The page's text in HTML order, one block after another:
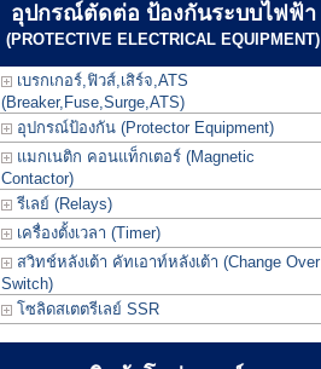
อุปกรณ์ตัดต่อ ป้องกันระบบไฟฟ้า
(PROTECTIVE ELECTRICAL EQUIPMENT)
เบรกเกอร์,ฟิวส์,เสิร์จ,ATS
(Breaker,Fuse,Surge,ATS)
อุปกรณ์ป้องกัน (Protector Equipment)
แมกเนติก คอนแท็กเตอร์ (Magnetic
Contactor)
รีเลย์ (Relays)
เครื่องตั้งเวลา (Timer)
สวิทช์หลังเต้า คัทเอาท์หลังเต้า (Change Over
Switch)
โซลิดสเตตรีเลย์ SSR